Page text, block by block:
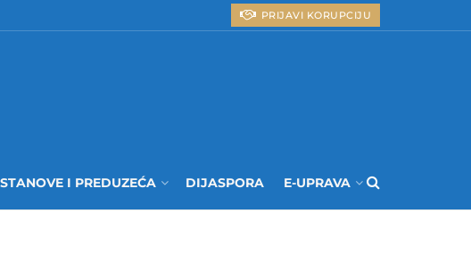
PRIJAVI KORUPCIJU
I PREDUZEĆA DIJASPORA E-UPRAVA